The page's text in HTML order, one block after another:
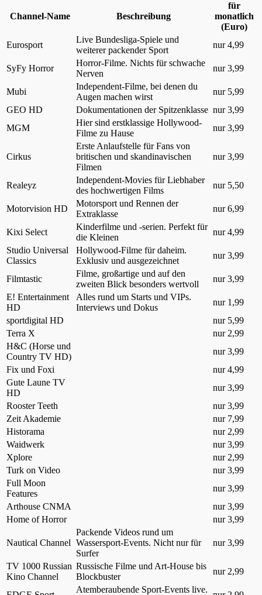
Channel-Name Beschreibung
für
monatlich
(Euro)
Eurosport
Live Bundesliga-Spiele und
weiterer packender Sport
nur 4,99
SyFy Horror
Horror-Filme. Nichts für schwache
Nerven
nur 3,99
Mubi
Independent-Filme, bei denen du
Augen machen wirst
nur 5,99
GEO HD
Dokumentationen der Spitzenklasse nur 3,99
MGM
Hier sind erstklassige Hollywood-
Filme zu Hause
nur 3,99
Cirkus
Erste Anlaufstelle für Fans von
britischen und skandinavischen
Filmen
nur 3,99
Realeyz
Independent-Movies für Liebhaber
des hochwertigen Films
nur 5,50
Motorvision HD
Motorsport und Rennen der
Extraklasse
nur 6,99
Kixi Select
Kinderfilme und -serien. Perfekt für
die Kleinen
nur 4,99
Studio Universal
Classics
Hollywood-Filme für daheim.
Exklusiv und ausgezeichnet
nur 3,99
Filmtastic
Filme, großartige und auf den
zweiten Blick besonders wertvoll
nur 3,99
E! Entertainment
HD
Alles rund um Starts und VIPs.
Interviews und Dokus
nur 1,99
sportdigital HD
nur 5,99
Terra X
nur 2,99
H&C (Horse und
Country TV HD)
nur 3,99
Fix und Foxi
nur 4,99
Gute Laune TV
HD
nur 3,99
Rooster Teeth
nur 3,99
Zeit Akademie
nur 7,99
Historama
nur 2,99
Waidwerk
nur 3,99
Xplore
nur 2,99
Turk on Video
nur 3,99
Full Moon
Features
nur 3,99
Arthouse CNMA
nur 3,99
Home of Horror
nur 3,99
Nautical Channel
Packende Videos rund um
Wassersport-Events. Nicht nur für
Surfer
nur 3,99
TV 1000 Russian
Kino Channel
Russische Filme und Art-House bis
Blockbuster
nur 2,99
Atemberaubende Sport-Events live.